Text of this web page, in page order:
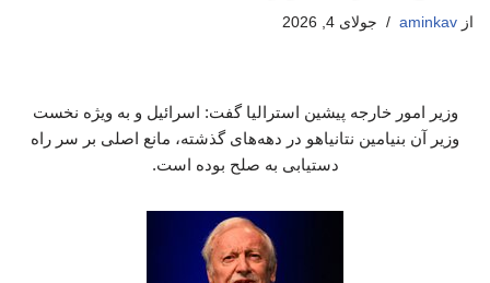
از aminkav جولای 4, 2026
وزیر امور خارجه پیشین استرالیا گفت: اسرائیل و به ویژه نخست
وزیر آن بنیامین نتانیاهو در دهه‌های گذشته، مانع اصلی بر سر راه
دستیابی به صلح بوده است.